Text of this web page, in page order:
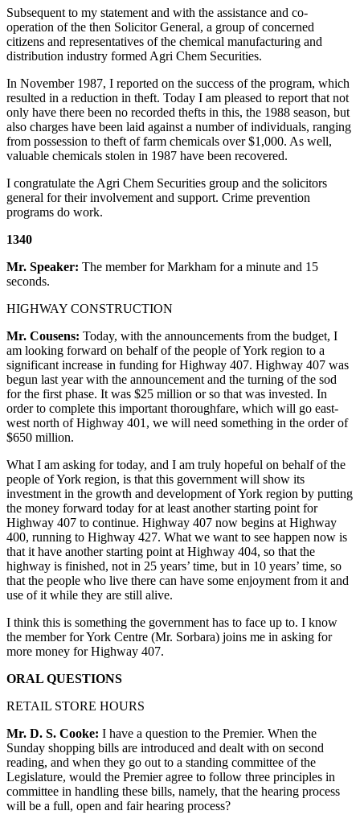
Subsequent to my statement and with the assistance and co-
operation of the then Solicitor General, a group of concerned
citizens and representatives of the chemical manufacturing and
distribution industry formed Agri Chem Securities.
In November 1987, I reported on the success of the program, which
resulted in a reduction in theft. Today I am pleased to report that not
only have there been no recorded thefts in this, the 1988 season, but
also charges have been laid against a number of individuals, ranging
from possession to theft of farm chemicals over $1,000. As well,
valuable chemicals stolen in 1987 have been recovered.
I congratulate the Agri Chem Securities group and the solicitors
general for their involvement and support. Crime prevention
programs do work.
1340
Mr. Speaker: The member for Markham for a minute and 15
seconds.
HIGHWAY CONSTRUCTION
Mr. Cousens: Today, with the announcements from the budget, I
am looking forward on behalf of the people of York region to a
significant increase in funding for Highway 407. Highway 407 was
begun last year with the announcement and the turning of the sod
for the first phase. It was $25 million or so that was invested. In
order to complete this important thoroughfare, which will go east-
west north of Highway 401, we will need something in the order of
$650 million.
What I am asking for today, and I am truly hopeful on behalf of the
people of York region, is that this government will show its
investment in the growth and development of York region by putting
the money forward today for at least another starting point for
Highway 407 to continue. Highway 407 now begins at Highway
400, running to Highway 427. What we want to see happen now is
that it have another starting point at Highway 404, so that the
highway is finished, not in 25 years’ time, but in 10 years’ time, so
that the people who live there can have some enjoyment from it and
use of it while they are still alive.
I think this is something the government has to face up to. I know
the member for York Centre (Mr. Sorbara) joins me in asking for
more money for Highway 407.
ORAL QUESTIONS
RETAIL STORE HOURS
Mr. D. S. Cooke: I have a question to the Premier. When the
Sunday shopping bills are introduced and dealt with on second
reading, and when they go out to a standing committee of the
Legislature, would the Premier agree to follow three principles in
committee in handling these bills, namely, that the hearing process
will be a full, open and fair hearing process?